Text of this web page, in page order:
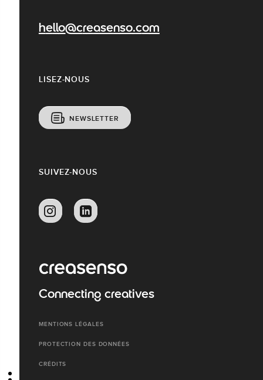
hello@creasenso.com
LISEZ-NOUS
NEWSLETTER
SUIVEZ-NOUS
Connecting creatives
MENTIONS LÉGALES
PROTECTION DES DONNÉES
CRÉDITS